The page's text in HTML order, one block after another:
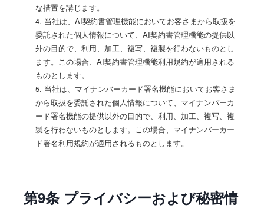
な措置を講じます。
4. 当社は、AI契約書管理機能においてお客さまから取扱を
委託された個人情報について、AI契約書管理機能の提供以
外の目的で、利用、加工、複写、複製を行わないものとし
ます。この場合、AI契約書管理機能利用規約が適用される
ものとします。
5. 当社は、マイナンバーカード署名機能においてお客さま
から取扱を委託された個人情報について、マイナンバーカ
ード署名機能の提供以外の目的で、利用、加工、複写、複
製を行わないものとします。この場合、マイナンバーカー
ド署名利用規約が適用されるものとします。
第9条 プライバシーおよび秘密情